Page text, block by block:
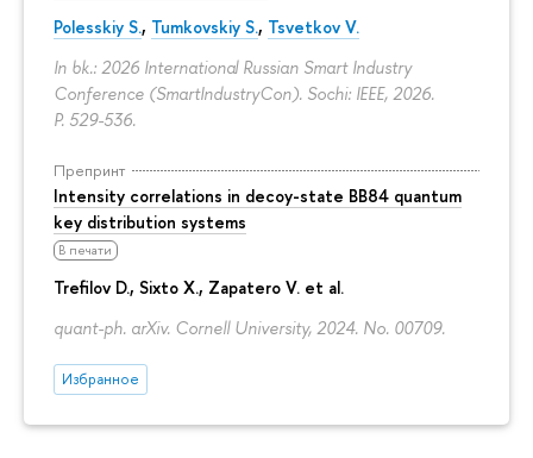
Polesskiy S., Tumkovskiy S., Tsvetkov V.
In bk.: 2026 International Russian Smart Industry
Conference (SmartIndustryCon). Sochi: IEEE, 2026.
P. 529-536.
Препринт
Intensity correlations in decoy-state BB84 quantum
key distribution systems
В печати
Trefilov D., Sixto X., Zapatero V. et al.
quant-ph. arXiv. Cornell University, 2024. No. 00709.
Избранное